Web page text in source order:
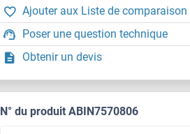
Ajouter aux Liste de comparaison
Poser une question technique
Obtenir un devis
N° du produit ABIN7570806